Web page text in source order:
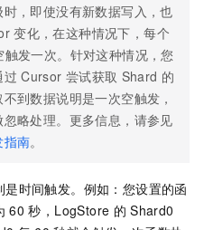
，即使没有新数据写入，也
变化，在这种情况下，每个
触发一次。针对这种情况，您
过 Cursor 尝试获取 Shard 的
到数据说明是一次空触发，
略处理。更多信息，请参见
指南。
时间触发。例如：您设置的函
60 秒，LogStore 的 Shard0